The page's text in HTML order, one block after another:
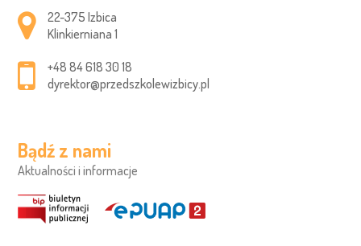
Adres pocztowy:
22-375 Izbica
Klinkierniana 1
+48 84 618 30 18
dyrektor@przedszkolewizbicy.pl
Bądź z nami
Aktualności i informacje